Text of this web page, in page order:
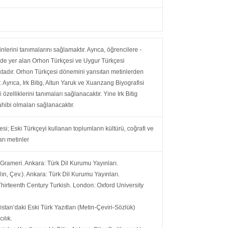
tanımalarını sağlamaktır. Ayrıca, öğrencilere -
yer alan Orhon Türkçesi ve Uygur Türkçesi
Orhon Türkçesi dönemini yansıtan metinlerden
Ayrıca, Irk Bitig, Altun Yaruk ve Xuanzang Biyografisi
tanımaları sağlanacaktır. Yine Irk Bitig
olmaları sağlanacaktır.
Eski Türkçeyi kullanan toplumların kültürü, coğrafi ve
metinler
Ankara: Türk Dil Kurumu Yayınları.
Çev.). Ankara: Türk Dil Kurumu Yayınları.
Century Turkish. London: Oxford University
Eski Türk Yazıtları (Metin-Çeviri-Sözlük)